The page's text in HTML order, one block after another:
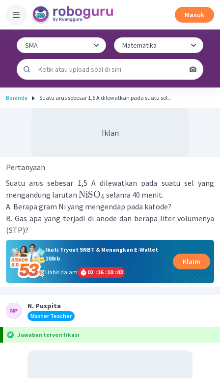
Masuk
Beranda Suatu arus sebesar 1,5 A dilewatkan pada suatu sel...
Iklan
Pertanyaan
Suatu arus sebesar 1,5 A dilewatkan pada suatu sel yang
mengandung larutan NiSO4 selama 40 menit.
A. Berapa gram Ni yang mengendap pada katode?
B. Gas apa yang terjadi di anode dan berapa liter volumenya
(STP)?
Ikuti Tryout SNBT & Menangkan E-Wallet
100rb
Habis dalam
02 :16 :10 :03
Klaim
N. Puspita
Master Teacher
Jawaban terverifikasi